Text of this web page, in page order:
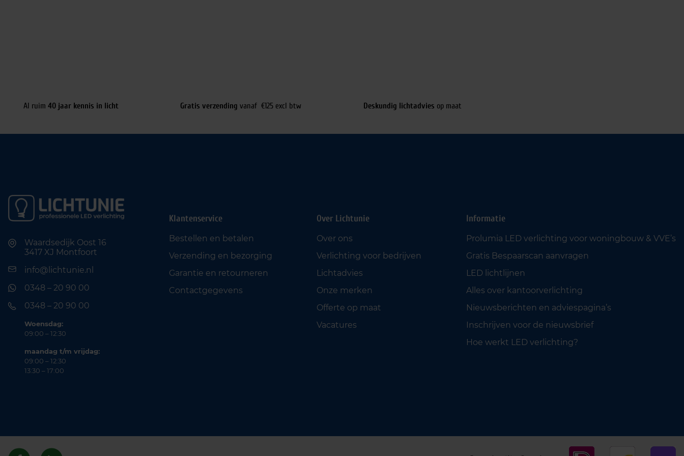
Al ruim 40 jaar kennis in licht Gratis verzending vanaf €125 excl btw Deskundig lichtadvies op maat
Waardsedijk Oost 16
3417 XJ Montfoort
info@lichtunie.nl
0348 – 20 90 00
0348 – 20 90 00
Woensdag:
09:00 – 12:30
maandag t/m vrijdag:
09:00 – 12:30
13:30 – 17:00
Klantenservice
Bestellen en betalen
Verzending en bezorging
Garantie en retourneren
Contactgegevens
Over Lichtunie
Over ons
Verlichting voor bedrijven
Lichtadvies
Onze merken
Offerte op maat
Vacatures
Informatie
Prolumia LED verlichting voor woningbouw & VVE’s
Gratis Bespaarscan aanvragen
LED lichtlijnen
Alles over kantoorverlichting
Nieuwsberichten en adviespagina’s
Inschrijven voor de nieuwsbrief
Hoe werkt LED verlichting?